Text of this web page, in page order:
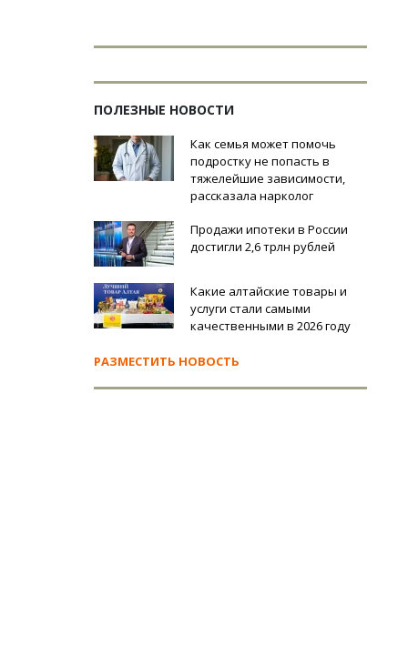
ПОЛЕЗНЫЕ НОВОСТИ
Как семья может помочь
подростку не попасть в
тяжелейшие зависимости,
рассказала нарколог
Продажи ипотеки в России
достигли 2,6 трлн рублей
Какие алтайские товары и
услуги стали самыми
качественными в 2026 году
РАЗМЕСТИТЬ НОВОСТЬ